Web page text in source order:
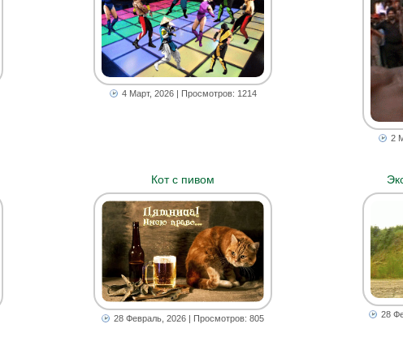
4 Март, 2026| Просмотров: 1214
2
Кот с пивом
28 Февраль, 2026 | Просмотров: 805 28